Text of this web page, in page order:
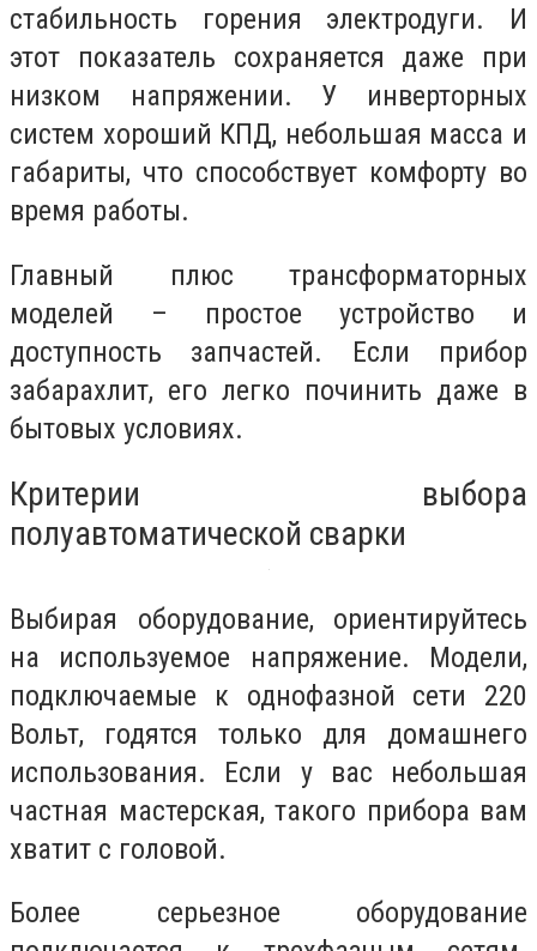
стабильность горения электродуги. И
этот показатель сохраняется даже при
низком напряжении. У инверторных
систем хороший КПД, небольшая масса и
габариты, что способствует комфорту во
время работы.
Главный плюс трансформаторных
моделей – простое устройство и
доступность запчастей. Если прибор
забарахлит, его легко починить даже в
бытовых условиях.
Критерии выбора
полуавтоматической сварки
Выбирая оборудование, ориентируйтесь
на используемое напряжение. Модели,
подключаемые к однофазной сети 220
Вольт, годятся только для домашнего
использования. Если у вас небольшая
частная мастерская, такого прибора вам
хватит с головой.
Более серьезное оборудование